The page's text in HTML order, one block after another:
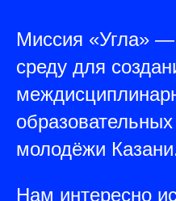
Миссия «Угла»
среду для
молодёжи
Нам интересно